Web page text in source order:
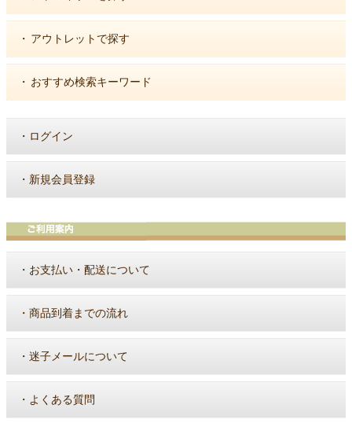
・ アウトレットで探す
・ おすすめ検索キーワード
・ ログイン
・ 新規会員登録
・ お支払い・配送について
・ 商品到着までの流れ
・ 迷子メールについて
・ よくある質問